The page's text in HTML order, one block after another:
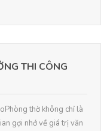
THI CÔNG
thờ không chỉ là
gợi nhớ về giá trị văn